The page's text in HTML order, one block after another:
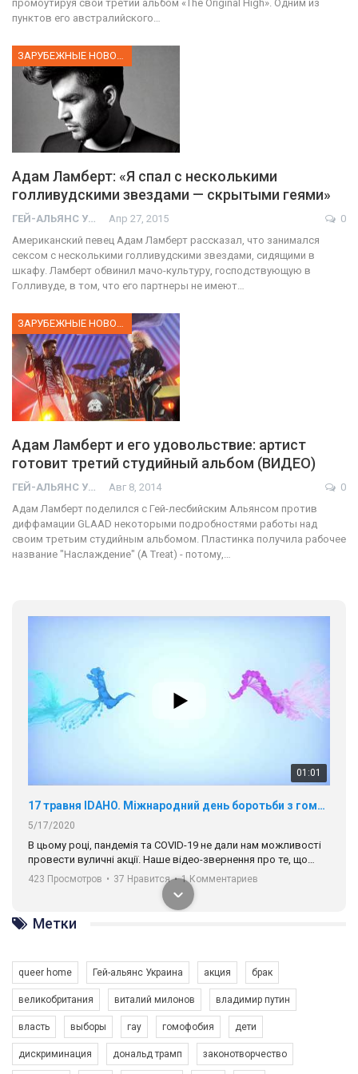
промоутируя свой третий альбом «The Original High». Одним из
пунктов его австралийского…
ЗАРУБЕЖНЫЕ НОВОСТИ
Адам Ламберт: «Я спал с несколькими
голливудскими звездами — скрытыми геями»
ГЕЙ-АЛЬЯНС УКРАИНА Апр 27, 2015
0
Американский певец Адам Ламберт рассказал, что занимался
сексом с несколькими голливудскими звездами, сидящими в
шкафу. Ламберт обвинил мачо-культуру, господствующую в
Голливуде, в том, что его партнеры не имеют…
ЗАРУБЕЖНЫЕ НОВОСТИ
Адам Ламберт и его удовольствие: артист
готовит третий студийный альбом (ВИДЕО)
ГЕЙ-АЛЬЯНС УКРАИНА Авг 8, 2014
0
Адам Ламберт поделился с Гей-лесбийским Альянсом против
диффамации GLAAD некоторыми подробностями работы над
своим третьим студийным альбомом. Пластинка получила рабочее
название "Наслаждение" (A Treat) - потому,…
01:01
17 травня IDAHO. Міжнародний день боротьби з гомофобією трансфобією і біфобія.
5/17/2020
В цьому році, пандемія та COVІD-19 не дали нам можливості
провести вуличні акції. Наше відео-звернення про те, що
навіть коли ми у різних містах та не можемо зустрінеться, ми
разом. Ми закликаємо всіх хто поділяє цінності рівності та
солідарності, приєднатися до нас. Регіональні підрозділи
ГАУ є в 16 областях України.
Разом наш голос лунає гучніше!
423 Просмотров • 37 Нравится • 1 Комментариев
Метки
queer home Гей-альянс Украина акция брак
великобритания виталий милонов владимир путин
власть выборы гау гомофобия дети
дискриминация дональд трамп законотворчество